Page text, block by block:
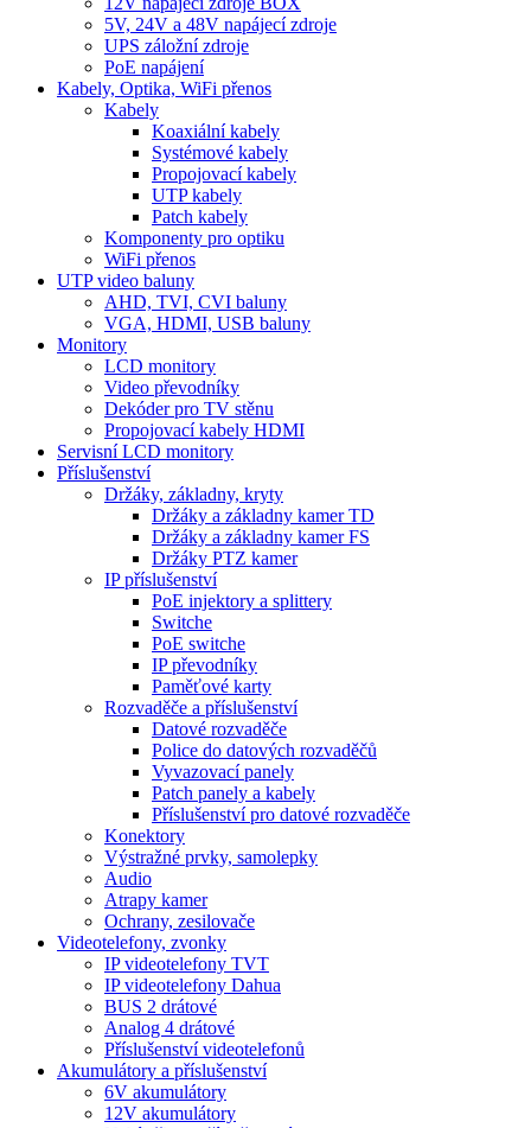
5V, 24V a 48V napájecí zdroje
UPS záložní zdroje
PoE napájení
Kabely, Optika, WiFi přenos
Kabely
Koaxiální kabely
Systémové kabely
Propojovací kabely
UTP kabely
Patch kabely
Komponenty pro optiku
WiFi přenos
UTP video baluny
AHD, TVI, CVI baluny
VGA, HDMI, USB baluny
Monitory
LCD monitory
Video převodníky
Dekóder pro TV stěnu
Propojovací kabely HDMI
Servisní LCD monitory
Příslušenství
Držáky, základny, kryty
Držáky a základny kamer TD
Držáky a základny kamer FS
Držáky PTZ kamer
IP příslušenství
PoE injektory a splittery
Switche
PoE switche
IP převodníky
Paměťové karty
Rozvaděče a příslušenství
Datové rozvaděče
Police do datových rozvaděčů
Vyvazovací panely
Patch panely a kabely
Příslušenství pro datové rozvaděče
Konektory
Výstražné prvky, samolepky
Audio
Atrapy kamer
Ochrany, zesilovače
Videotelefony, zvonky
IP videotelefony TVT
IP videotelefony Dahua
BUS 2 drátové
Analog 4 drátové
Příslušenství videotelefonů
Akumulátory a příslušenství
6V akumulátory
12V akumulátory